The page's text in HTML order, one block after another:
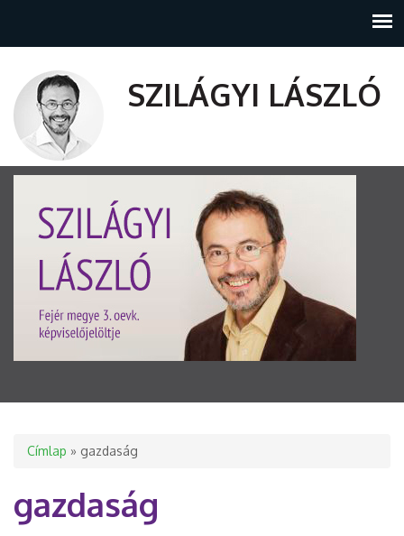
SZILÁGYI LÁSZLÓ
Jelenlegi hely
Címlap » gazdaság
gazdaság